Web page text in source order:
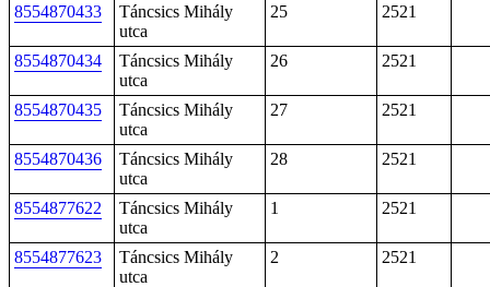
8554870433
Táncsics Mihály
utca
25 2521
8554870434
Táncsics Mihály
utca
26 2521
8554870435
Táncsics Mihály
utca
27 2521
8554870436
Táncsics Mihály
utca
28 2521
8554877622
Táncsics Mihály
utca
1 2521
8554877623
Táncsics Mihály
utca
2 2521